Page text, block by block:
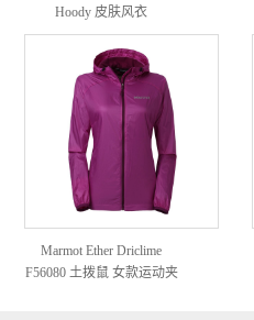
Hoody 皮肤风衣
Marmot Ether Driclime
F56080 土拨鼠 女款运动夹